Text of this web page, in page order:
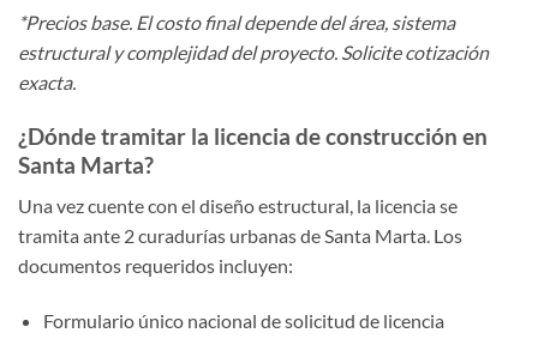
*Precios base. El costo final depende del área, sistema
estructural y complejidad del proyecto. Solicite cotización
exacta.
¿Dónde tramitar la licencia de construcción en
Santa Marta?
Una vez cuente con el diseño estructural, la licencia se
tramita ante 2 curadurías urbanas de Santa Marta. Los
documentos requeridos incluyen:
Formulario único nacional de solicitud de licencia